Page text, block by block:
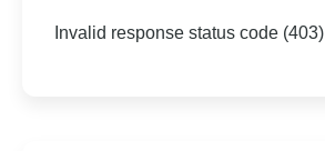
Invalid response status code (403)